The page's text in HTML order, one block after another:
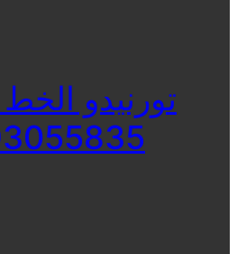
تورنيدو